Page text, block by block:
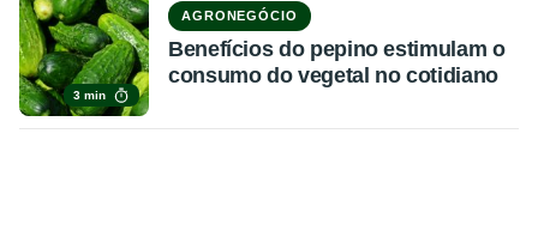
3 min
AGRONEGÓCIO
Benefícios do pepino estimulam o
consumo do vegetal no cotidiano